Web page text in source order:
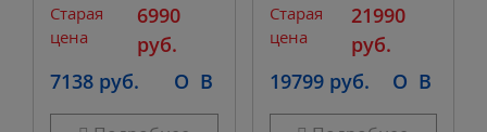
Старая
цена
6990
руб.
7138 руб.
O B
Старая
цена
21990
руб.
19799 руб.
O B